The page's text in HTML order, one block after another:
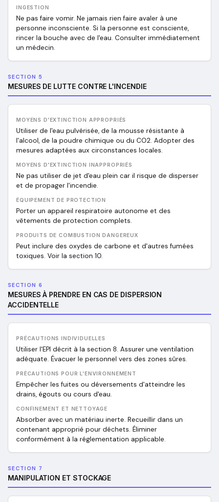
INGESTION
Ne pas faire vomir. Ne jamais rien faire avaler à une
personne inconsciente. Si la personne est consciente,
rincer la bouche avec de l'eau. Consulter immédiatement
un médecin.
SECTION 5
MESURES DE LUTTE CONTRE L'INCENDIE
MOYENS D'EXTINCTION APPROPRIÉS
Utiliser de l'eau pulvérisée, de la mousse résistante à
l'alcool, de la poudre chimique ou du CO2. Adopter des
mesures adaptées aux circonstances locales.
MOYENS D'EXTINCTION INAPPROPRIÉS
Ne pas utiliser de jet d'eau plein car il risque de disperser
et de propager l'incendie.
ÉQUIPEMENT DE PROTECTION
Porter un appareil respiratoire autonome et des
vêtements de protection complets.
PRODUITS DE COMBUSTION DANGEREUX
Peut inclure des oxydes de carbone et d'autres fumées
toxiques. Voir la section 10.
SECTION 6
MESURES À PRENDRE EN CAS DE DISPERSION
ACCIDENTELLE
PRÉCAUTIONS INDIVIDUELLES
Utiliser l'EPI décrit à la section 8. Assurer une ventilation
adéquate. Évacuer le personnel vers des zones sûres.
PRÉCAUTIONS POUR L'ENVIRONNEMENT
Empêcher les fuites ou déversements d'atteindre les
drains, égouts ou cours d'eau.
CONFINEMENT ET NETTOYAGE
Absorber avec un matériau inerte. Recueillir dans un
contenant approprié pour déchets. Éliminer
conformément à la réglementation applicable.
SECTION 7
MANIPULATION ET STOCKAGE